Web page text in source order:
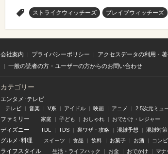
ストライクウィッチーズ ブレイブウィッチーズ
会社案内 プライバシーポリシー アクセスデータの利用・
一般の読者の方・ユーザーの方からのお問い合わせ
カテゴリー
エンタメ･テレビ
テレビ 音楽 V系 アイドル 映画 アニメ 2.5次元ミュ
ファミリー 家庭 子ども おしゃれ おでかけ・レジャー
ディズニー TDL TDS 裏ワザ・攻略 混雑予想 混雑対策
グルメ･料理 スイーツ 食品 飲料 お菓子 お酒 コン
ライフスタイル 生活・ライフハック お金 おでかけ マナ